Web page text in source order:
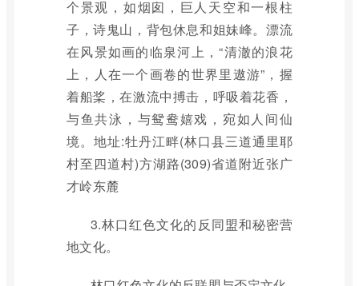
个景观，如烟囱，巨人天空和一根柱
子，诗鬼山，背包休息和姐妹峰。漂流
在风景如画的临泉河上，“清澈的浪花
上，人在一个画卷的世界里遨游”，握
着船桨，在激流中搏击，呼吸着花香，
与鱼共泳，与鸳鸯嬉戏，宛如人间仙
境。地址:牡丹江畔(林口县三道通里耶
村至四道村)方湖路(309)省道附近张广
才岭东麓
3.林口红色文化的反同盟和秘密营
地文化。